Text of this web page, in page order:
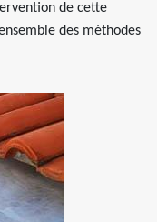
de cette
des méthodes